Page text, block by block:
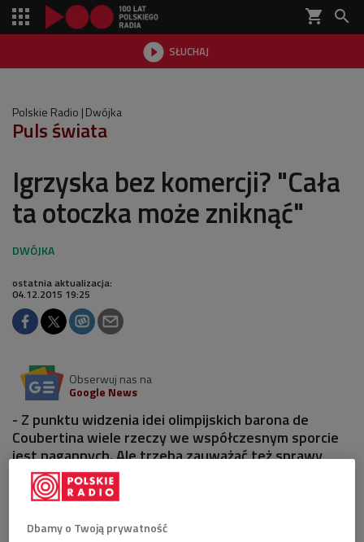
shopping_cart 
 SŁUCHAJ

Polskie Radio Dwójka
Puls świata
Igrzyska bez komercji? "Cała
ta otoczka może zniknąć"
ostatnia aktualizacja:
04.12.2015 19:25
Obserwuj nas na
Google News
- Z punktu widzenia idei olimpijskich barona de
Coubertina wiele rzeczy we współczesnym sporcie
jest nagannych. Ale trzeba zauważać też sprawy
pozytywne – przekonywał w "Pulsie świata" Kajetan
Broniewski.
AUDIO 1 plik
Dbamy o Twoją prywatność